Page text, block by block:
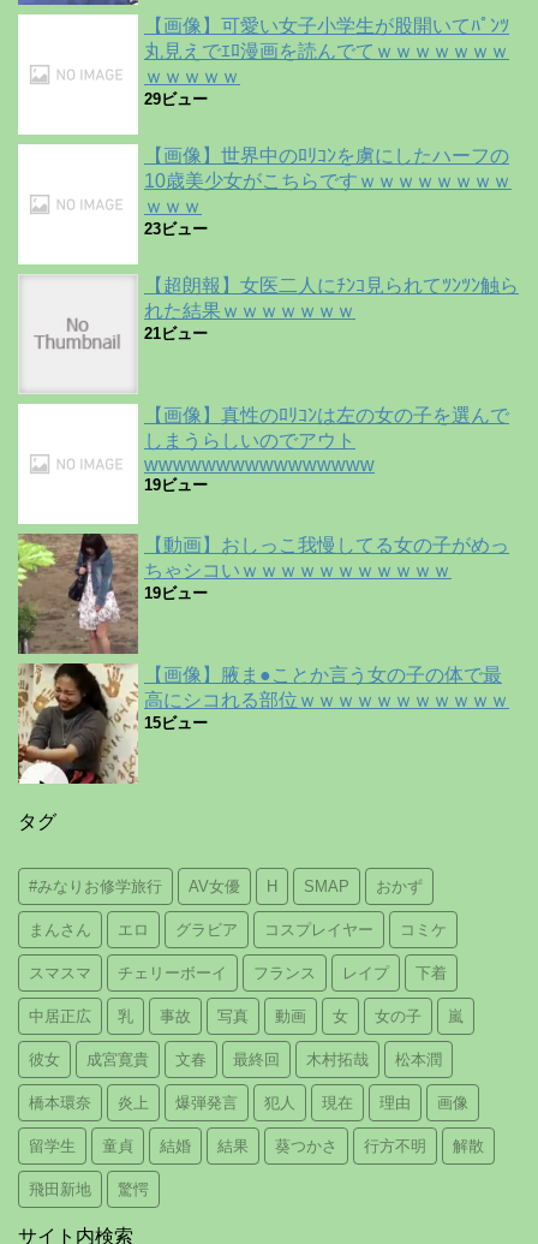
【画像】可愛い女子小学生が股開いてﾊﾟﾝﾂ
丸見えでｴﾛ漫画を読んでてｗｗｗｗｗｗｗ
ｗｗｗｗｗ
29ビュー
【画像】世界中のﾛﾘｺﾝを虜にしたハーフの
10歳美少女がこちらですｗｗｗｗｗｗｗｗ
ｗｗｗ
23ビュー
【超朗報】女医二人にﾁﾝｺ見られてﾂﾝﾂﾝ触ら
れた結果ｗｗｗｗｗｗｗ
21ビュー
【画像】真性のﾛﾘｺﾝは左の女の子を選んで
しまうらしいのでアウト
wwwwwwwwwwwwwwww
19ビュー
【動画】おしっこ我慢してる女の子がめっ
ちゃシコいｗｗｗｗｗｗｗｗｗｗｗ
19ビュー
【画像】腋ま●ことか言う女の子の体で最
高にシコれる部位ｗｗｗｗｗｗｗｗｗｗｗ
15ビュー
タグ
#みなりお修学旅行 AV女優 H SMAP おかず
まんさん エロ グラビア コスプレイヤー コミケ
スマスマ チェリーボーイ フランス レイプ 下着
中居正広 乳 事故 写真 動画 女 女の子 嵐
彼女 成宮寛貴 文春 最終回 木村拓哉 松本潤
橋本環奈 炎上 爆弾発言 犯人 現在 理由 画像
留学生 童貞 結婚 結果 葵つかさ 行方不明 解散
飛田新地 驚愕
サイト内検索